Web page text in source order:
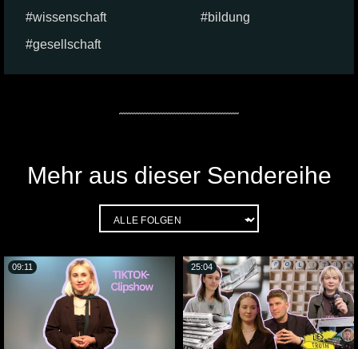
wissenschaft
bildung
gesellschaft
Mehr aus dieser Sendereihe
09:11 25:04